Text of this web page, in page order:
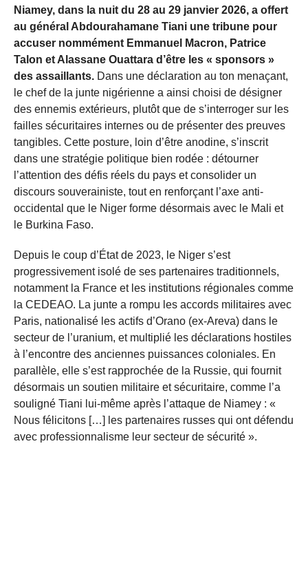
Niamey, dans la nuit du 28 au 29 janvier 2026, a offert
au général Abdourahamane Tiani une tribune pour
accuser nommément Emmanuel Macron, Patrice
Talon et Alassane Ouattara d’être les « sponsors »
des assaillants. Dans une déclaration au ton menaçant,
le chef de la junte nigérienne a ainsi choisi de désigner
des ennemis extérieurs, plutôt que de s’interroger sur les
failles sécuritaires internes ou de présenter des preuves
tangibles. Cette posture, loin d’être anodine, s’inscrit
dans une stratégie politique bien rodée : détourner
l’attention des défis réels du pays et consolider un
discours souverainiste, tout en renforçant l’axe anti-
occidental que le Niger forme désormais avec le Mali et
le Burkina Faso.
Depuis le coup d’État de 2023, le Niger s’est
progressivement isolé de ses partenaires traditionnels,
notamment la France et les institutions régionales comme
la CEDEAO. La junte a rompu les accords militaires avec
Paris, nationalisé les actifs d’Orano (ex-Areva) dans le
secteur de l’uranium, et multiplié les déclarations hostiles
à l’encontre des anciennes puissances coloniales. En
parallèle, elle s’est rapprochée de la Russie, qui fournit
désormais un soutien militaire et sécuritaire, comme l’a
souligné Tiani lui-même après l’attaque de Niamey : «
Nous félicitons […] les partenaires russes qui ont défendu
avec professionnalisme leur secteur de sécurité ».